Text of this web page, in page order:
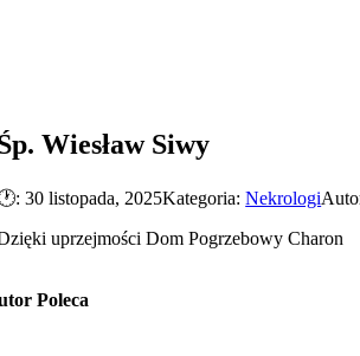
Wiesław Siwy
30 listopada, 2025Kategoria:Nekrologi
uprzejmości Dom Pogrzebowy Charon
Poleca